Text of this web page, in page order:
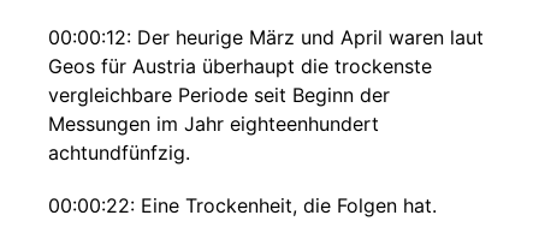
00:00:12: Der heurige März und April waren laut
Geos für Austria überhaupt die trockenste
vergleichbare Periode seit Beginn der
Messungen im Jahr eighteenhundert
achtundfünfzig.
00:00:22: Eine Trockenheit, die Folgen hat.